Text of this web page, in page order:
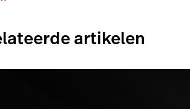
artikelen